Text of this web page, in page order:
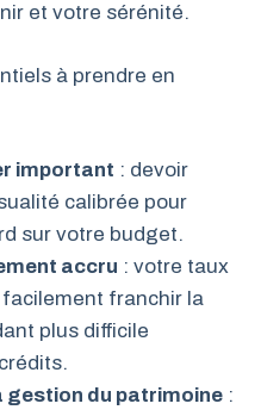
et votre sérénité.
à prendre en
important : devoir
calibrée pour
sur votre budget.
accru : votre taux
franchir la
plus difficile
gestion du patrimoine :